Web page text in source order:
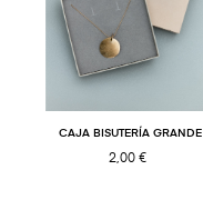
CAJA BISUTERÍA GRANDE
2,00 €